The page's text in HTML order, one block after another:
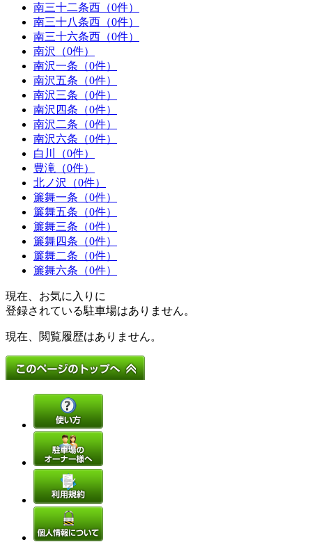
南三十二条西（0件）
南三十八条西（0件）
南三十六条西（0件）
南沢（0件）
南沢一条（0件）
南沢五条（0件）
南沢三条（0件）
南沢四条（0件）
南沢二条（0件）
南沢六条（0件）
白川（0件）
豊滝（0件）
北ノ沢（0件）
簾舞一条（0件）
簾舞五条（0件）
簾舞三条（0件）
簾舞四条（0件）
簾舞二条（0件）
簾舞六条（0件）
現在、お気に入りに
登録されている駐車場はありません。
現在、閲覧履歴はありません。